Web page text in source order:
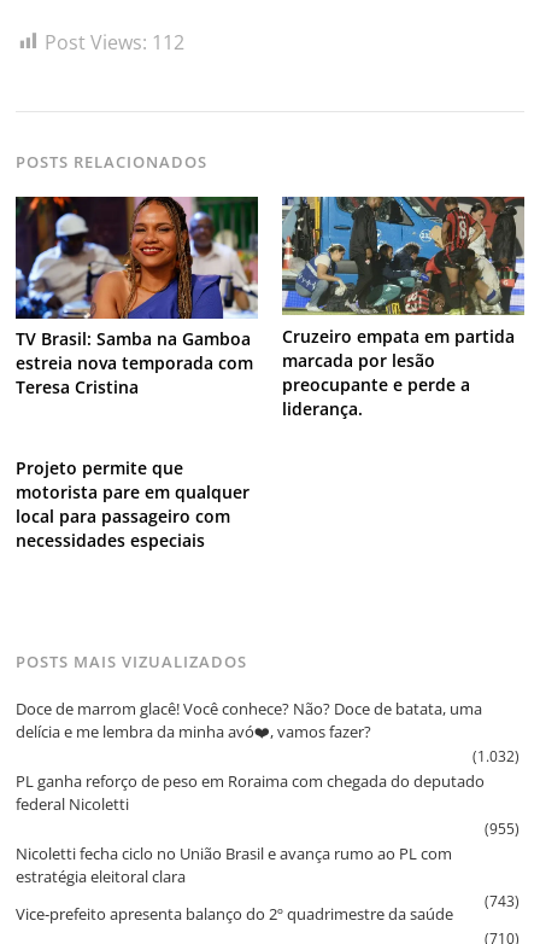
Post Views: 112
POSTS RELACIONADOS
TV Brasil: Samba na Gamboa
estreia nova temporada com
Teresa Cristina
Cruzeiro empata em partida
marcada por lesão
preocupante e perde a
liderança.
Projeto permite que
motorista pare em qualquer
local para passageiro com
necessidades especiais
POSTS MAIS VIZUALIZADOS
Doce de marrom glacê! Você conhece? Não? Doce de batata, uma
delícia e me lembra da minha avó❤️, vamos fazer?
(1.032)
PL ganha reforço de peso em Roraima com chegada do deputado
federal Nicoletti
(955)
Nicoletti fecha ciclo no União Brasil e avança rumo ao PL com
estratégia eleitoral clara
(743)
Vice‑prefeito apresenta balanço do 2º quadrimestre da saúde
(710)